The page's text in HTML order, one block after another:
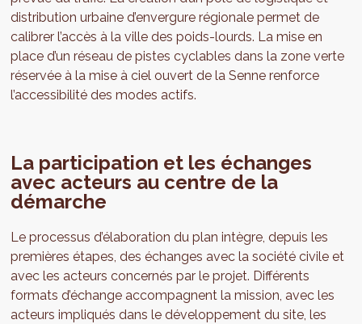
distribution urbaine d’envergure régionale permet de
calibrer l’accès à la ville des poids-lourds. La mise en
place d’un réseau de pistes cyclables dans la zone verte
réservée à la mise à ciel ouvert de la Senne renforce
l’accessibilité des modes actifs.
La participation et les échanges
avec acteurs au centre de la
démarche
Le processus d’élaboration du plan intègre, depuis les
premières étapes, des échanges avec la société civile et
avec les acteurs concernés par le projet. Différents
formats d’échange accompagnent la mission, avec les
acteurs impliqués dans le développement du site, les